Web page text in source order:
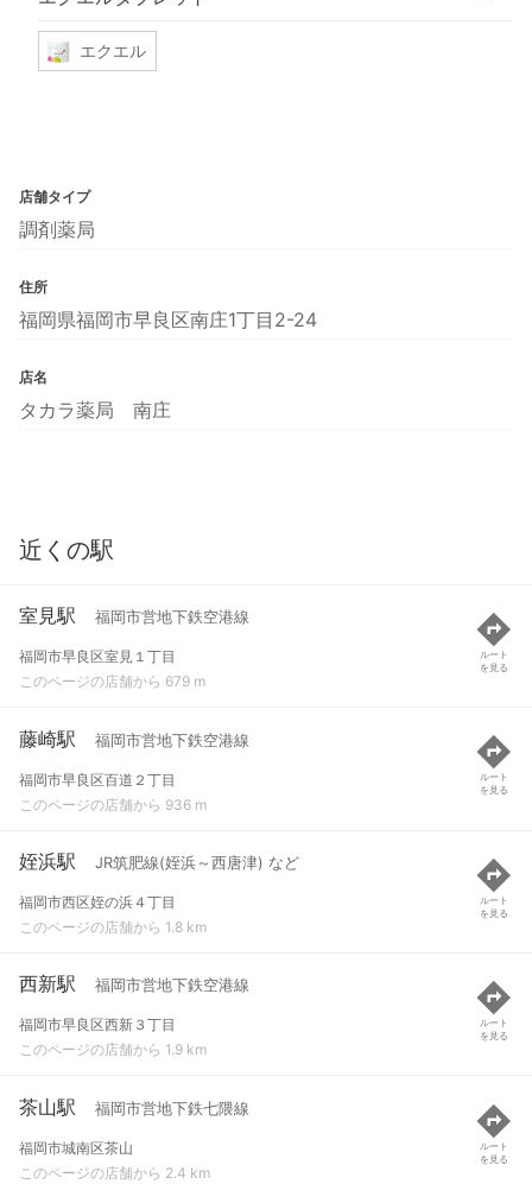
エクエル
店舗タイプ
調剤薬局
住所
福岡県福岡市早良区南庄1丁目2-24
店名
タカラ薬局 南庄
近くの駅
室見駅 福岡市営地下鉄空港線
福岡市早良区室見１丁目
このページの店舗から 679 m
ルート
を見る
藤崎駅 福岡市営地下鉄空港線
福岡市早良区百道２丁目
このページの店舗から 936 m
ルート
を見る
姪浜駅 JR筑肥線(姪浜～西唐津) など
福岡市西区姪の浜４丁目
このページの店舗から 1.8 km
ルート
を見る
西新駅 福岡市営地下鉄空港線
福岡市早良区西新３丁目
このページの店舗から 1.9 km
ルート
を見る
茶山駅 福岡市営地下鉄七隈線
福岡市城南区茶山
このページの店舗から 2.4 km
ルート
を見る